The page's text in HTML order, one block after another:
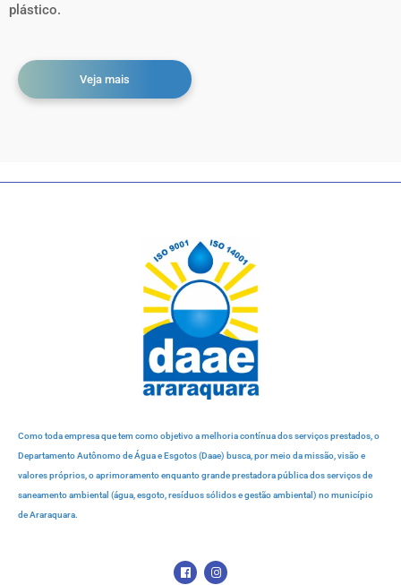
plástico.
Veja mais
Como toda empresa que tem como objetivo a melhoria contínua dos serviços prestados, o
Departamento Autônomo de Água e Esgotos (Daae) busca, por meio da missão, visão e
valores próprios, o aprimoramento enquanto grande prestadora pública dos serviços de
saneamento ambiental (água, esgoto, resíduos sólidos e gestão ambiental) no município
de Araraquara.